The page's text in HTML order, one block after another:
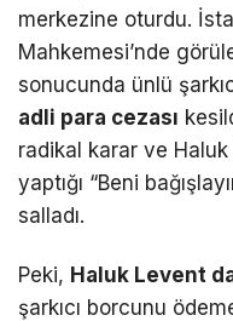
merkezine oturdu.
Mahkemesi’nde
sonucunda ünlü
adli para cezası
radikal karar ve Haluk
yaptığı “Beni
salladı.
Peki, Haluk Levent
şarkıcı borcunu